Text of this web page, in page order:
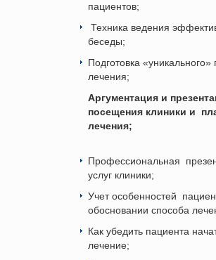
пациентов;
Техника ведения
беседы;
Подготовка «уникального»
лечения;
Аргументация и
посещения клиники и
лечения;
Профессиональная
услуг клиники;
Учет особенностей
обосновании способа
Как убедить пациента
лечение;